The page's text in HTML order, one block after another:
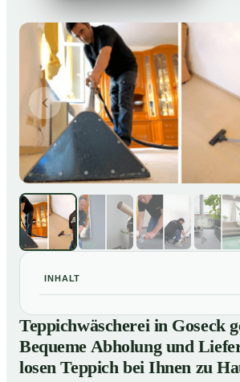
INHALT
01Teppichwäscherei in Goseck gesucht:
Abholung und Lieferung von losen
zu Hause
02 Einblick in unsere Teppichwäscherei in
Teppichwäscherei in Goseck
Bequeme Abholung und
losen Teppich bei Ihnen zu